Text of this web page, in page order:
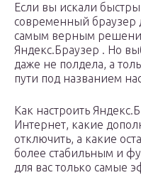
Если вы искали
современный браузер
самым верным
Яндекс.Браузер . Но
даже не полдела, а
пути под названием
Как настроить
Интернет, какие
отключить, а какие
более стабильным и
для вас только самые